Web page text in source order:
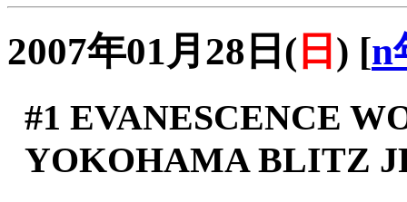
2007年01月28日( 日 ) [n
#1 EVANESCENCE
YOKOHAMA BLITZ